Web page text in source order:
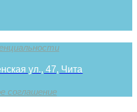
ул., 47, Чита
соглашение